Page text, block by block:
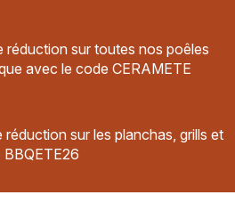
sur toutes nos poêles
avec le code CERAMETE
sur les planchas, grills et